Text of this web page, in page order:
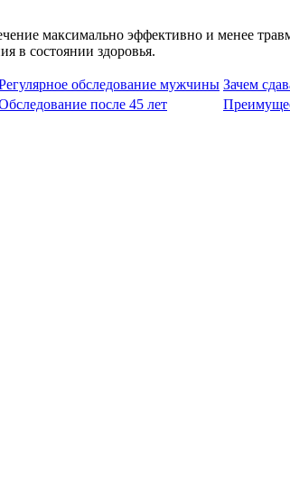
максимально эффективно и менее
в состоянии здоровья.
обследование мужчины Зачем
после 45 лет